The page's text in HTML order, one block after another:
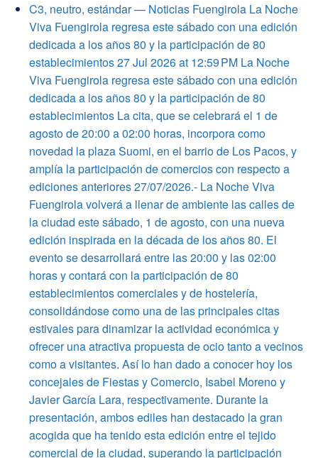
C3, neutro, estándar — Noticias Fuengirola La Noche
Viva Fuengirola regresa este sábado con una edición
dedicada a los años 80 y la participación de 80
establecimientos 27 Jul 2026 at 12:59 PM La Noche
Viva Fuengirola regresa este sábado con una edición
dedicada a los años 80 y la participación de 80
establecimientos La cita, que se celebrará el 1 de
agosto de 20:00 a 02:00 horas, incorpora como
novedad la plaza Suomi, en el barrio de Los Pacos, y
amplía la participación de comercios con respecto a
ediciones anteriores 27/07/2026.- La Noche Viva
Fuengirola volverá a llenar de ambiente las calles de
la ciudad este sábado, 1 de agosto, con una nueva
edición inspirada en la década de los años 80. El
evento se desarrollará entre las 20:00 y las 02:00
horas y contará con la participación de 80
establecimientos comerciales y de hostelería,
consolidándose como una de las principales citas
estivales para dinamizar la actividad económica y
ofrecer una atractiva propuesta de ocio tanto a vecinos
como a visitantes. Así lo han dado a conocer hoy los
concejales de Fiestas y Comercio, Isabel Moreno y
Javier García Lara, respectivamente. Durante la
presentación, ambos ediles han destacado la gran
acogida que ha tenido esta edición entre el tejido
comercial de la ciudad, superando la participación